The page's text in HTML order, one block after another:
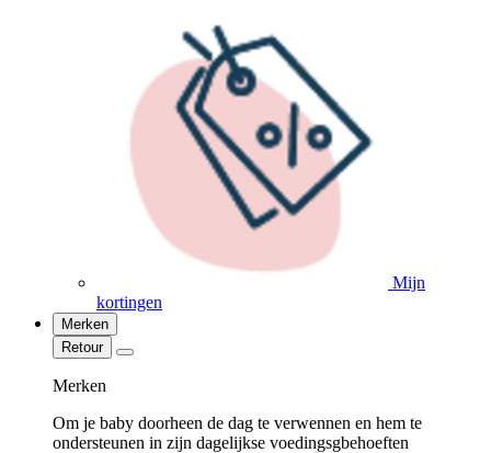
Mijn
kortingen
Merken
Retour
Merken
Om je baby doorheen de dag te verwennen en hem te
ondersteunen in zijn dagelijkse voedingsgbehoeften